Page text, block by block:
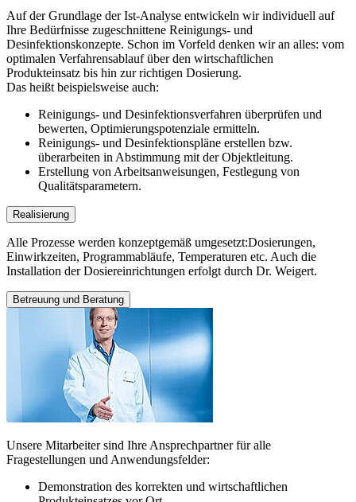
Auf der Grundlage der Ist-Analyse entwickeln wir individuell auf
Ihre Bedürfnisse zugeschnittene Reinigungs- und
Desinfektionskonzepte. Schon im Vorfeld denken wir an alles: vom
optimalen Verfahrensablauf über den wirtschaftlichen
Produkteinsatz bis hin zur richtigen Dosierung.
Das heißt beispielsweise auch:
Reinigungs- und Desinfektionsverfahren überprüfen und
bewerten, Optimierungspotenziale ermitteln.
Reinigungs- und Desinfektionspläne erstellen bzw.
überarbeiten in Abstimmung mit der Objektleitung.
Erstellung von Arbeitsanweisungen, Festlegung von
Qualitätsparametern.
Realisierung
Alle Prozesse werden konzeptgemäß umgesetzt:Dosierungen,
Einwirkzeiten, Programmabläufe, Temperaturen etc. Auch die
Installation der Dosiereinrichtungen erfolgt durch Dr. Weigert.
Betreuung und Beratung
Unsere Mitarbeiter sind Ihre Ansprechpartner für alle
Fragestellungen und Anwendungsfelder:
Demonstration des korrekten und wirtschaftlichen